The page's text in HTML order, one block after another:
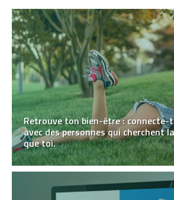
Retrouve ton bien-être : connecte-
avec des personnes qui cherchent
que toi.